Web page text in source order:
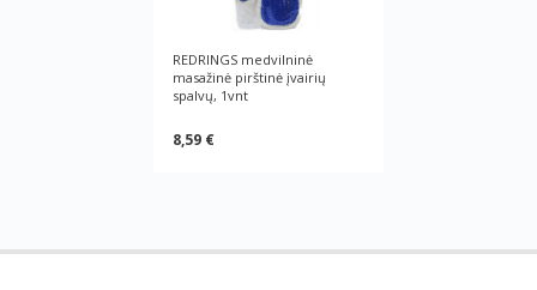
REDRINGS medvilninė
masažinė pirštinė įvairių
spalvų, 1vnt
8,59 €